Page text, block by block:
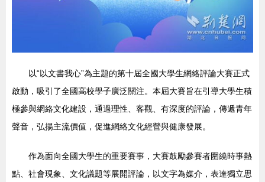
以“以文書我心”為主題的第十屆全國大學生網絡評論大賽正式
啟動，吸引了全國高校學子廣泛關注。本屆大賽旨在引導大學生積
極參與網絡文化建設，通過理性、客觀、有深度的評論，傳遞青年
聲音，弘揚主流價值，促進網絡文化經營與健康發展。
作為面向全國大學生的重要賽事，大賽鼓勵參賽者圍繞時事熱
點、社會現象、文化議題等展開評論，以文字為媒介，表達獨立思